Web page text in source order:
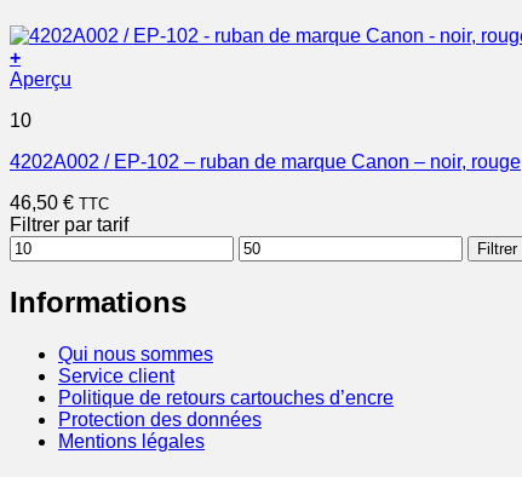
+
Aperçu
10
4202A002 / EP-102 – ruban de marque Canon – noir, rouge
46,50 € TTC
Filtrer par tarif
Prix
min
Prix
max
Filtrer
Informations
Qui nous sommes
Service client
Politique de retours cartouches d’encre
Protection des données
Mentions légales